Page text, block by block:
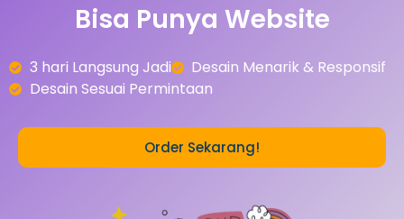
Bisa Punya Website
3 hari Langsung Jadi
Desain Menarik & Responsif
Desain Sesuai Permintaan
Order Sekarang!